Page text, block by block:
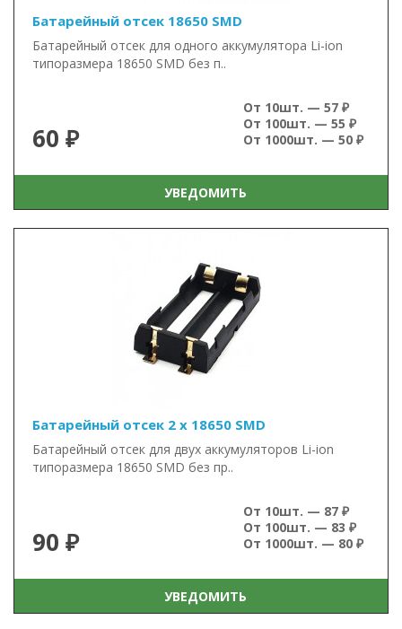
Батарейный отсек 18650 SMD
Батарейный отсек для одного аккумулятора Li-ion
типоразмера 18650 SMD без п..
60 ₽
От 10шт. — 57 ₽
От 100шт. — 55 ₽
От 1000шт. — 50 ₽
УВЕДОМИТЬ
Батарейный отсек 2 x 18650 SMD
Батарейный отсек для двух аккумуляторов Li-ion
типоразмера 18650 SMD без пр..
90 ₽
От 10шт. — 87 ₽
От 100шт. — 83 ₽
От 1000шт. — 80 ₽
УВЕДОМИТЬ